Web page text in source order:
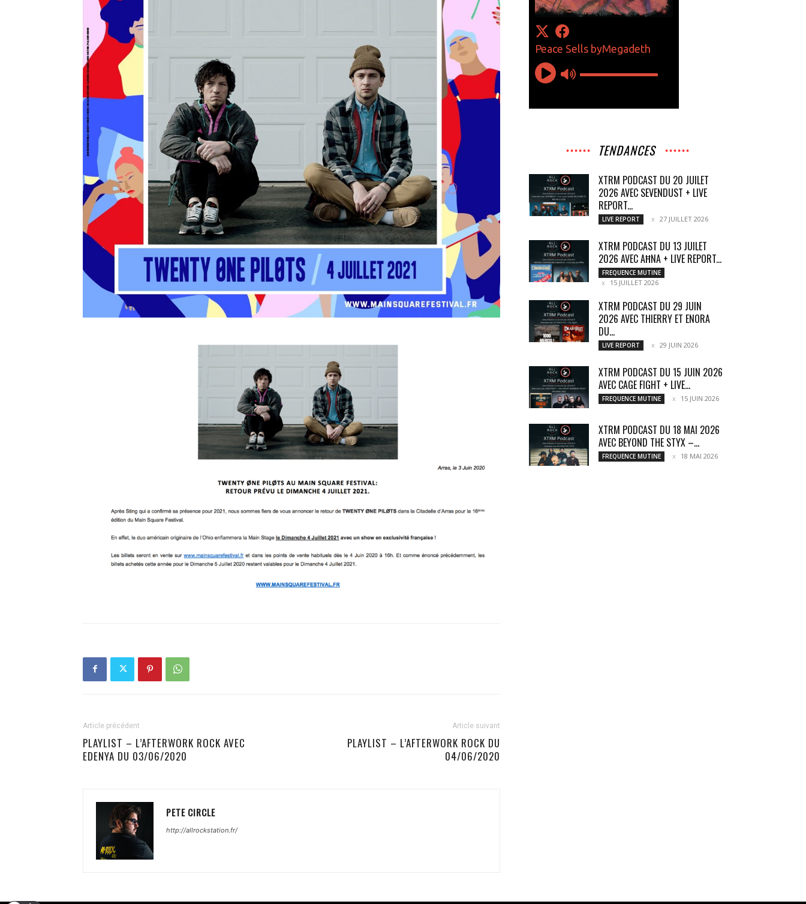
Article précédent
PLAYLIST – L’AFTERWORK ROCK AVEC
EDENYA DU 03/06/2020
Article suivant
PLAYLIST – L’AFTERWORK ROCK DU
04/06/2020
PETE CIRCLE
http://allrockstation.fr/
TENDANCES
XTRM PODCAST DU 20 JUILET
2026 AVEC SEVENDUST + LIVE
REPORT...
LIVE REPORT 27 JUILLET 2026
XTRM PODCAST DU 13 JUILET
2026 AVEC AĦNA + LIVE REPORT...
FREQUENCE MUTINE
15 JUILLET 2026
XTRM PODCAST DU 29 JUIN
2026 AVEC THIERRY ET ENORA
DU...
LIVE REPORT 29 JUIN 2026
XTRM PODCAST DU 15 JUIN 2026
AVEC CAGE FIGHT + LIVE...
FREQUENCE MUTINE 15 JUIN 2026
XTRM PODCAST DU 18 MAI 2026
AVEC BEYOND THE STYX –...
FREQUENCE MUTINE 18 MAI 2026